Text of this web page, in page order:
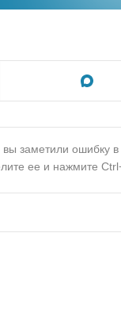
заметили ошибку в
ее и нажмите